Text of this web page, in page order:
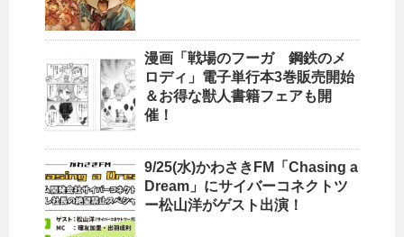
漫画「戦場のフーガ 鋼鉄のメ
ロディ」電子単行本3巻販売開始
＆お得な獣人書籍フェアも開
催！
9/25(水)かわさきFM「Chasing a
Dream」にサイバーコネクトツ
ー松山洋がゲスト出演！